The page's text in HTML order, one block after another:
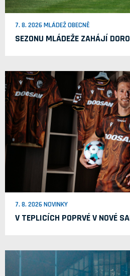
7. 8. 2026 MLÁDEŽ OBECNĚ
SEZONU MLÁDEŽE ZAHÁJÍ
7. 8. 2026 NOVINKY
V TEPLICÍCH POPRVÉ V NOVÉ